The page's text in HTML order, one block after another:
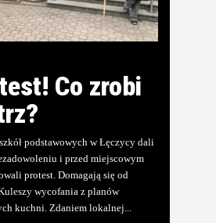
Co zrobi
podstawowych w Łęczycy dali
i przed miejscowym
protest. Domagają się od
wycofania z planów
kuchni. Zdaniem lokalnej